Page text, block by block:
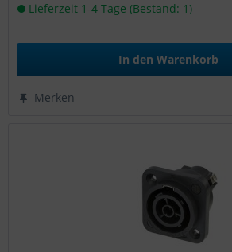
Lieferzeit 1-4 Tage (Bestand: 1)
In den Warenkorb
Merken